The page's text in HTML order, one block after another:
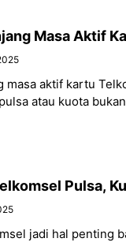
Masa Aktif
masa aktif kartu
atau kuota
Pulsa,
jadi hal penting